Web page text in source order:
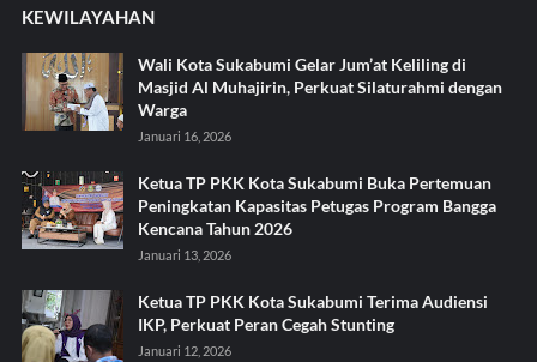
KEWILAYAHAN
Wali Kota Sukabumi Gelar Jum’at Keliling di
Masjid Al Muhajirin, Perkuat Silaturahmi dengan
Warga
Januari 16, 2026
Ketua TP PKK Kota Sukabumi Buka Pertemuan
Peningkatan Kapasitas Petugas Program Bangga
Kencana Tahun 2026
Januari 13, 2026
Ketua TP PKK Kota Sukabumi Terima Audiensi
IKP, Perkuat Peran Cegah Stunting
Januari 12, 2026